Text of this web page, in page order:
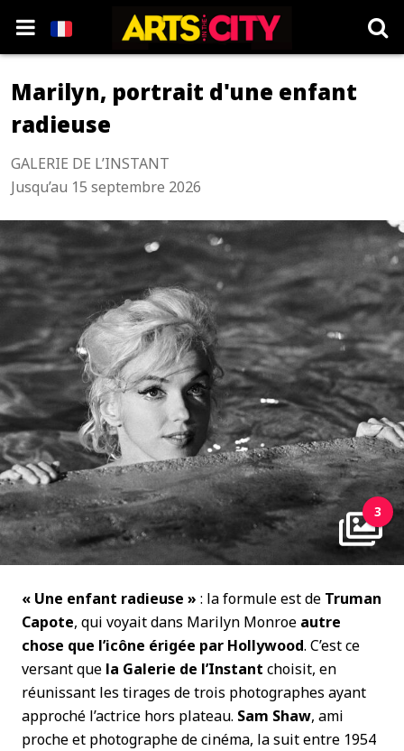
Marilyn, portrait d'une enfant
radieuse
GALERIE DE L’INSTANT
Jusqu’au 15 septembre 2026
3
« Une enfant radieuse » : la formule est de Truman
Capote, qui voyait dans Marilyn Monroe autre
chose que l’icône érigée par Hollywood. C’est ce
versant que la Galerie de l’Instant choisit, en
réunissant les tirages de trois photographes ayant
approché l’actrice hors plateau. Sam Shaw, ami
proche et photographe de cinéma, la suit entre 1954